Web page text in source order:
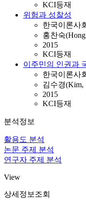
KCI등재
위험과 성찰성
한국이론사
홍찬숙
2015
KCI등재
이주민의 인권과
한국이론사
김수경(Kim,
2015
KCI등재
분석정보
활용도 분석
논문 주제 분석
연구자 주제 분석
View
상세정보조회